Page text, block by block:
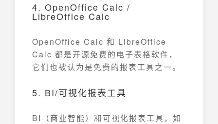
4. OpenOffice Calc /
LibreOffice Calc
OpenOffice Calc 和 LibreOffice
Calc 都是开源免费的电子表格软件，
它们也被认为是免费的报表工具之一。
5. BI/可视化报表工具
BI（商业智能）和可视化报表工具，如